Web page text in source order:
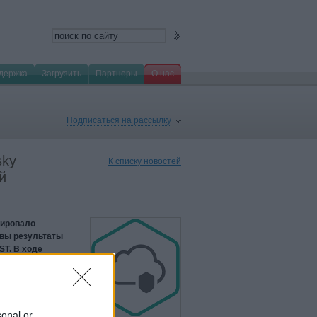
Загрузить Партнеры О нас
Подписаться на рассылку
К списку новостей
результаты
В ходе
от